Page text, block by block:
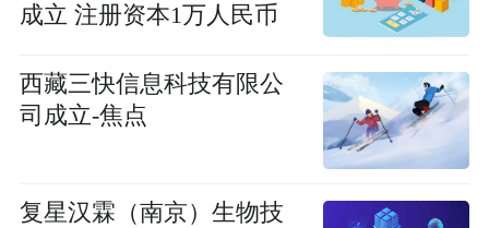
成立 注册资本1万人民币
西藏三快信息科技有限公
司成立-焦点
复星汉霖（南京）生物技